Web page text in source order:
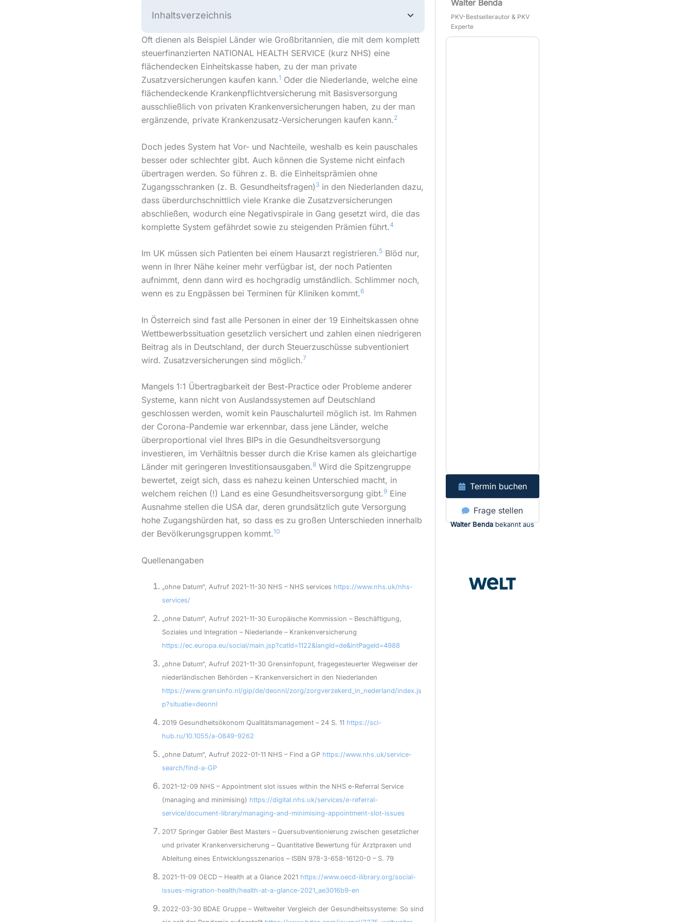
Inhaltsverzeichnis
Oft dienen als Beispiel Länder wie Großbritannien, die mit dem komplett
steuerfinanzierten NATIONAL HEALTH SERVICE (kurz NHS) eine
flächendecken Einheitskasse haben, zu der man private
Zusatzversicherungen kaufen kann.1 Oder die Niederlande, welche eine
flächendeckende Krankenpflichtversicherung mit Basisversorgung
ausschließlich von privaten Krankenversicherungen haben, zu der man
ergänzende, private Krankenzusatz-Versicherungen kaufen kann.2
Doch jedes System hat Vor- und Nachteile, weshalb es kein pauschales
besser oder schlechter gibt. Auch können die Systeme nicht einfach
übertragen werden. So führen z. B. die Einheitsprämien ohne
Zugangsschranken (z. B. Gesundheitsfragen) 3in den Niederlanden dazu,
dass überdurchschnittlich viele Kranke die Zusatzversicherungen
abschließen, wodurch eine Negativspirale in Gang gesetzt wird, die das
komplette System gefährdet sowie zu steigenden Prämien führt.4
Im UK müssen sich Patienten bei einem Hausarzt registrieren.5Blöd nur,
wenn in Ihrer Nähe keiner mehr verfügbar ist, der noch Patienten
aufnimmt, denn dann wird es hochgradig umständlich. Schlimmer noch,
wenn es zu Engpässen bei Terminen für Kliniken kommt.6
In Österreich sind fast alle Personen in einer der 19 Einheitskassen ohne
Wettbewerbssituation gesetzlich versichert und zahlen einen niedrigeren
Beitrag als in Deutschland, der durch Steuerzuschüsse subventioniert
wird. Zusatzversicherungen sind möglich.7
Mangels 1:1 Übertragbarkeit der Best-Practice oder Probleme anderer
Systeme, kann nicht von Auslandssystemen auf Deutschland
geschlossen werden, womit kein Pauschalurteil möglich ist. Im Rahmen
der Corona-Pandemie war erkennbar, dass jene Länder, welche
überproportional viel Ihres BIPs in die Gesundheitsversorgung
investieren, im Verhältnis besser durch die Krise kamen als gleichartige
Länder mit geringeren Investitionsausgaben.8Wird die Spitzengruppe
bewertet, zeigt sich, dass es nahezu keinen Unterschied macht, in
welchem reichen (!) Land es eine Gesundheitsversorgung gibt.9Eine
Ausnahme stellen die USA dar, deren grundsätzlich gute Versorgung
hohe Zugangshürden hat, so dass es zu großen Unterschieden innerhalb
der Bevölkerungsgruppen kommt.10
Quellenangaben
„ohne Datum“, Aufruf 2021-11-30 NHS – NHS services https://www.nhs.uk/nhs-
services/
„ohne Datum“, Aufruf 2021-11-30 Europäische Kommission – Beschäftigung,
Soziales und Integration – Niederlande – Krankenversicherung
https://ec.europa.eu/social/main.jsp?catId=1122&langId=de&intPageId=4988
„ohne Datum“, Aufruf 2021-11-30 Grensinfopunt, fragegesteuerter Wegweiser der
niederländischen Behörden – Krankenversichert in den Niederlanden
https://www.grensinfo.nl/gip/de/deonnl/zorg/zorgverzekerd_in_nederland/index.js
p?situatie=deonnl
2019 Gesundheitsökonom Qualitätsmanagement – 24 S. 11 https://sci-
hub.ru/10.1055/a-0849-9262
„ohne Datum“, Aufruf 2022-01-11 NHS – Find a GP https://www.nhs.uk/service-
search/find-a-GP
2021-12-09 NHS – Appointment slot issues within the NHS e-Referral Service
(managing and minimising) https://digital.nhs.uk/services/e-referral-
service/document-library/managing-and-minimising-appointment-slot-issues
2017 Springer Gabler Best Masters – Quersubventionierung zwischen gesetzlicher
und privater Krankenversicherung – Quantitative Bewertung für Arztpraxen und
Ableitung eines Entwicklungsszenarios – ISBN 978-3-658-16120-0 – S. 79
2021-11-09 OECD – Health at a Glance 2021 https://www.oecd-ilibrary.org/social-
issues-migration-health/health-at-a-glance-2021_ae3016b9-en
2022-03-30 BDAE Gruppe – Weltweiter Vergleich der Gesundheitssysteme: So sind
Walter Benda
PKV-Bestsellerautor & PKV
Experte
Termin buchen
Frage stellen
Walter Bendabekannt aus